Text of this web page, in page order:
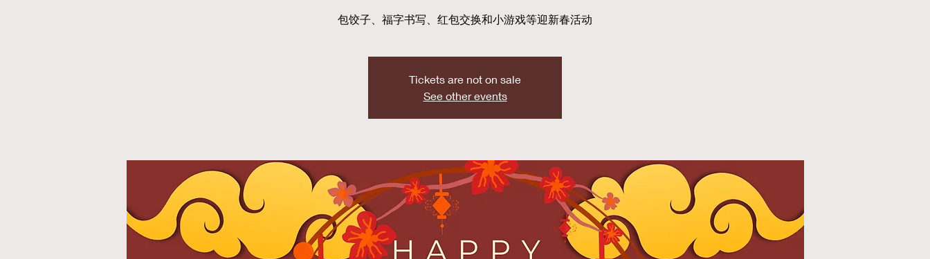
包饺子、福字书写、红包交换和小游戏等迎新春活动
Tickets are not on sale
See other events